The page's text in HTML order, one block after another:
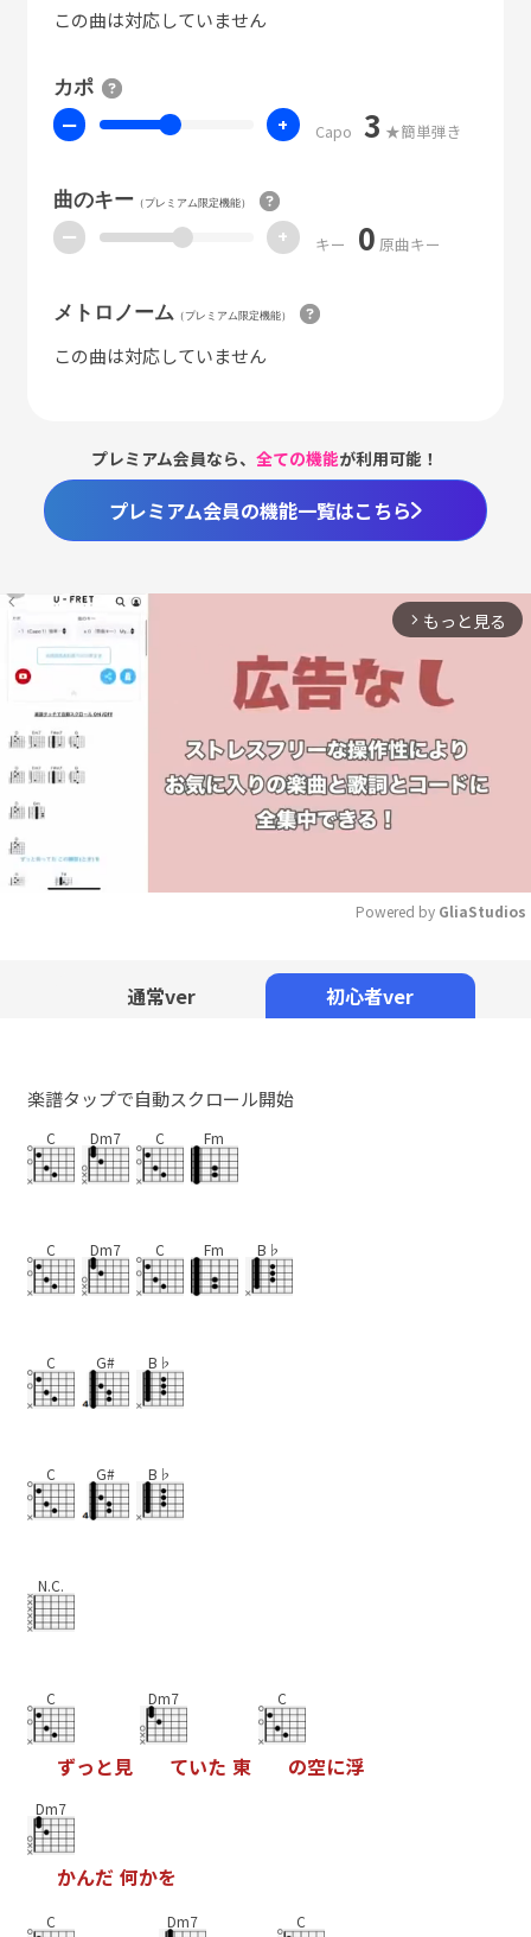
この曲は対応していません
カポ
ー + Capo 3 ★簡単弾き
曲のキー（プレミアム限定機能）
ー + キー 0 原曲キー
メトロノーム （プレミアム限定機能）
この曲は対応していません
プレミアム会員なら、全ての機能が利用可能！
プレミアム会員の機能一覧はこちら
arrow_forward_ios もっと見る
Powered by GliaStudios
通常ver 初心者ver
楽譜タップで自動スクロール開始
C Dm7 C Fm
C Dm7 C Fm B♭
C G# B♭
C G# B♭
N.C.
C
ずっ と見
Dm7
ていた 東
C
の空に浮
Dm7
かんだ 何かを
C Dm7 C